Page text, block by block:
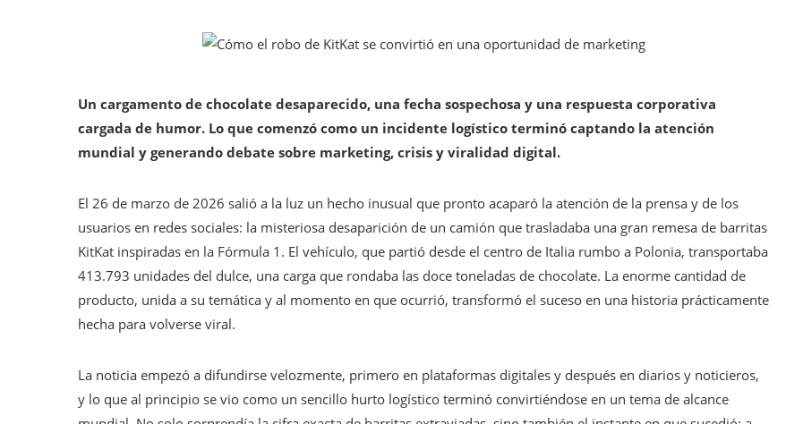
Un cargamento de chocolate desaparecido, una fecha sospechosa y una respuesta corporativa
cargada de humor. Lo que comenzó como un incidente logístico terminó captando la atención
mundial y generando debate sobre marketing, crisis y viralidad digital.
El 26 de marzo de 2026 salió a la luz un hecho inusual que pronto acaparó la atención de la prensa y de los
usuarios en redes sociales: la misteriosa desaparición de un camión que trasladaba una gran remesa de barritas
KitKat inspiradas en la Fórmula 1. El vehículo, que partió desde el centro de Italia rumbo a Polonia, transportaba
413.793 unidades del dulce, una carga que rondaba las doce toneladas de chocolate. La enorme cantidad de
producto, unida a su temática y al momento en que ocurrió, transformó el suceso en una historia prácticamente
hecha para volverse viral.
La noticia empezó a difundirse velozmente, primero en plataformas digitales y después en diarios y noticieros,
y lo que al principio se vio como un sencillo hurto logístico terminó convirtiéndose en un tema de alcance